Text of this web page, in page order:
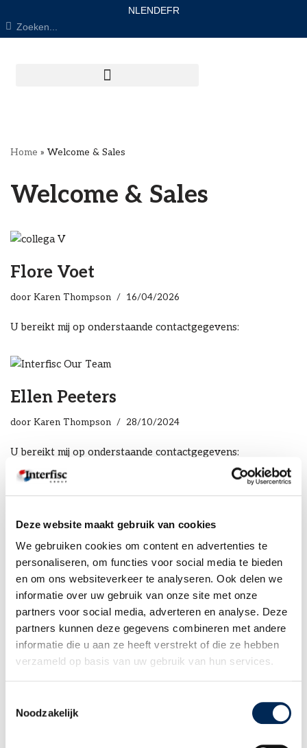
Deze website maakt gebruik van cookies
We gebruiken cookies om content en advertenties te
personaliseren, om functies voor social media te bieden
en om ons websiteverkeer te analyseren. Ook delen we
informatie over uw gebruik van onze site met onze
partners voor social media, adverteren en analyse. Deze
partners kunnen deze gegevens combineren met andere
informatie die u aan ze heeft verstrekt of die ze hebben
verzameld op basis van uw gebruik van hun services.
Noodzakelijk
Ga
NLENDEFR
Home » Welcome & Sales
Welcome & Sales
Flore Voet
door Karen Thompson 16/04/2026
U bereikt mij op onderstaande contactgegevens:
Ellen Peeters
door Karen Thompson 28/10/2024
U bereikt mij op onderstaande contactgegevens:
doorKaren Thompson 21/09/2023
U bereikt mij op onderstaande contactgegevens:
Marco van Ruiven
door Karen Thompson 16/03/2023
U bereikt mij op onderstaande contactgegevens:
Patrick Naafs